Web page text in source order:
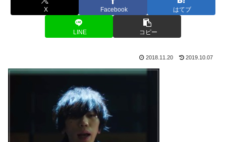
X Facebook はてブ
LINE コピー
2018.11.20 2019.10.07